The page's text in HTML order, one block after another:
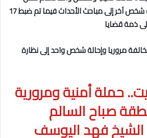
رخصة قيادة نهائيا وإحالة شخص آخر إلى مباحث الأحداث فيما تم ضبط 17
ذمة قضايا
مخالفة مروريا وإحالة شخص واحد إلى نظارة
حملة أمنية ومرورية
صباح السالم
فهد اليوسف